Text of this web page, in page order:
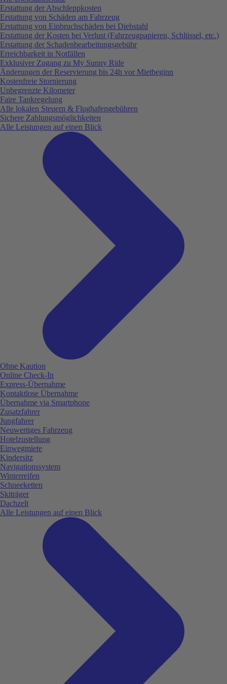
Erstattung der Abschleppkosten
Erstattung von Schäden am Fahrzeug
Erstattung von Einbruchschäden bei Diebstahl
Erstattung der Kosten bei Verlust (Fahrzeugpapieren, Schlüssel, etc.)
Erstattung der Schadenbearbeitungsgebühr
Erreichbarkeit in Notfällen
Exklusiver Zugang zu My Sunny Ride
Änderungen der Reservierung bis 24h vor Mietbeginn
Kostenfreie Stornierung
Unbegrenzte Kilometer
Faire Tankregelung
Alle lokalen Steuern & Flughafengebühren
Sichere Zahlungsmöglichkeiten
Alle Leistungen auf einen Blick
Ohne Kaution
Online Check-In
Express-Übernahme
Kontaktlose Übernahme
Übernahme via Smartphone
Zusatzfahrer
Jungfahrer
Neuwertiges Fahrzeug
Hotelzustellung
Einwegmiete
Kindersitz
Navigationssystem
Winterreifen
Schneeketten
Skiträger
Dachzelt
Alle Leistungen auf einen Blick